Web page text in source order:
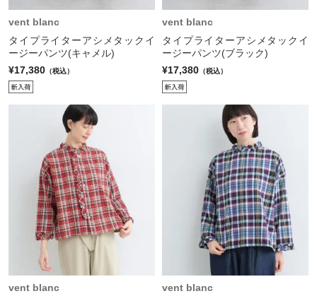
vent blanc
タイプライターアシメタックイ
ージーパンツ(キャメル)
¥17,380 （税込）
vent blanc
タイプライターアシメタックイ
ージーパンツ(ブラック)
¥17,380 （税込）
vent blanc
vent blanc